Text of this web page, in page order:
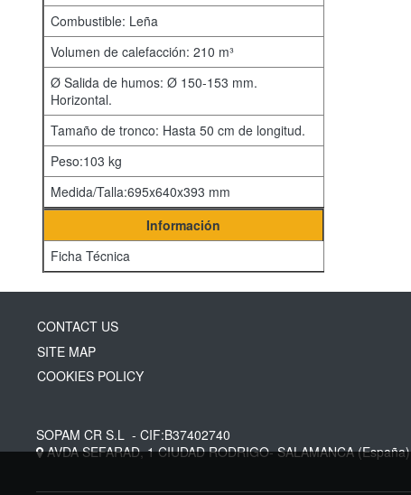
Combustible: Leña
Volumen de calefacción: 210 m³
Ø Salida de humos: Ø 150-153 mm.
Horizontal.
Tamaño de tronco: Hasta 50 cm de longitud.
Peso:103 kg
Medida/Talla:695x640x393 mm
Información
Ficha Técnica
CONTACT US
SITE MAP
COOKIES POLICY
SOPAM CR S.L - CIF:B37402740
AVDA SEFARAD, 1CIUDAD RODRIGO-SALAMANCA(España)